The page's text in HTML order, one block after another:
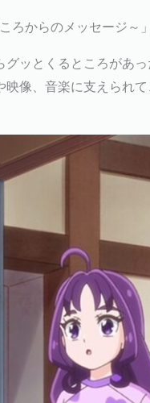
からのメッセージ～
ッとくるところがあ
像、音楽に支えられ